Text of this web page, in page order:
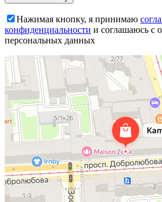
Нажимая кнопку, я принимаю
конфиденциальности и соглашаюсь с
персональных данных